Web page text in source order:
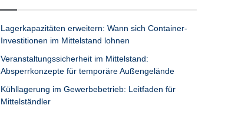
Lagerkapazitäten erweitern: Wann sich Container-
Investitionen im Mittelstand lohnen
Veranstaltungssicherheit im Mittelstand:
Absperrkonzepte für temporäre Außengelände
Kühllagerung im Gewerbebetrieb: Leitfaden für
Mittelständler